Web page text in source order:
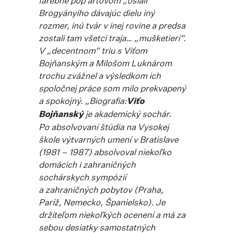
Brogyányiho dávajúc dielu iný
rozmer, inú tvár v inej rovine a predsa
zostali tam všetci traja… „mušketieri“.
V „decentnom“ triu s Viťom
Bojňanským a Milošom Luknárom
trochu zvážnel a výsledkom ich
spoločnej práce som milo prekvapený
a spokojný. „Biografia:Viťo
Bojňanskýje akademický sochár.
Po absolvovaní štúdia na Vysokej
škole výtvarných umení v Bratislave
(1981 – 1987) absolvoval niekoľko
domácich i zahraničných
sochárskych sympózií
a zahraničných pobytov (Praha,
Paríž, Nemecko, Španielsko). Je
držiteľom niekoľkých ocenení a má za
sebou desiatky samostatných